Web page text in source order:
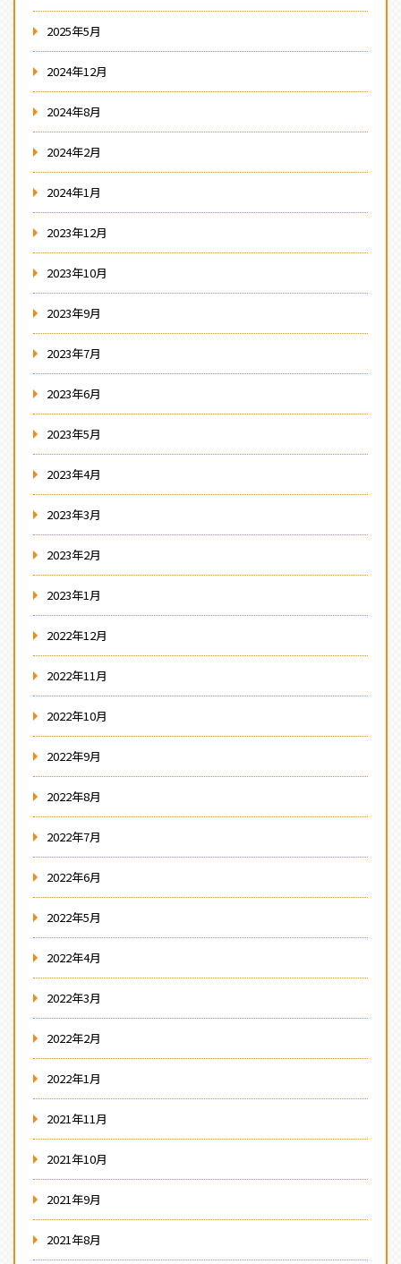
2025年5月
2024年12月
2024年8月
2024年2月
2024年1月
2023年12月
2023年10月
2023年9月
2023年7月
2023年6月
2023年5月
2023年4月
2023年3月
2023年2月
2023年1月
2022年12月
2022年11月
2022年10月
2022年9月
2022年8月
2022年7月
2022年6月
2022年5月
2022年4月
2022年3月
2022年2月
2022年1月
2021年11月
2021年10月
2021年9月
2021年8月